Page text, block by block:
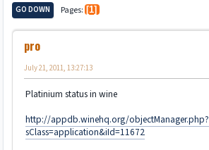
GO DOWN Pages 1
pro
July 21, 2011, 13:27:13
Platinium status in wine
http://appdb.winehq.org/objectManager.php?
sClass=application&iId=11672